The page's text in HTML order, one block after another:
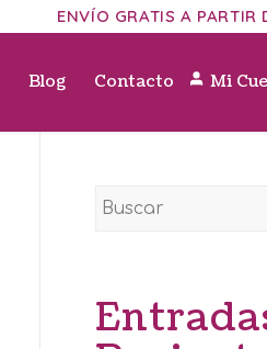
ENVÍO GRATIS A PARTIR
Blog Contacto Mi